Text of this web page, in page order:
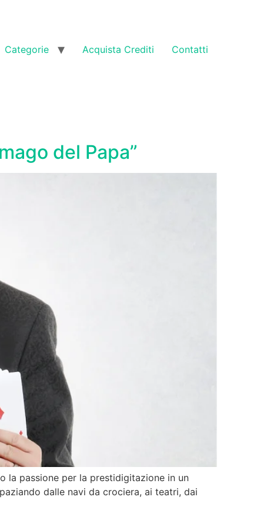
Categorie Acquista Crediti Contatti
del Papa”
la passione per la prestidigitazione in un
dalle navi da crociera, ai teatri, dai